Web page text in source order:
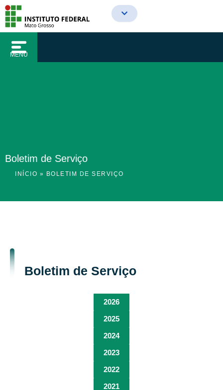
conteúdo
para
conteúdo
MENU
Boletim de Serviço
INÍCIO » BOLETIM DE SERVIÇO
Boletim de Serviço
2026
2025
2024
2023
2022
2021